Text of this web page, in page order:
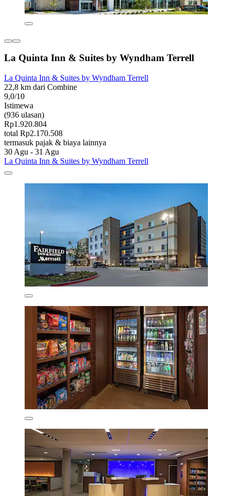
La Quinta Inn & Suites by Wyndham Terrell
La Quinta Inn & Suites by Wyndham Terrell
22,8 km dari Combine
9,0/10
Istimewa
(936 ulasan)
Rp1.920.804
total Rp2.170.508
termasuk pajak & biaya lainnya
30 Agu - 31 Agu
La Quinta Inn & Suites by Wyndham Terrell